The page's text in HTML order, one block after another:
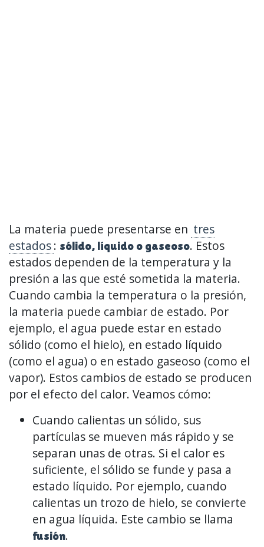
La materia puede presentarse en tres
estados: sólido, líquido o gaseoso. Estos
estados dependen de la temperatura y la
presión a las que esté sometida la materia.
Cuando cambia la temperatura o la presión,
la materia puede cambiar de estado. Por
ejemplo, el agua puede estar en estado
sólido (como el hielo), en estado líquido
(como el agua) o en estado gaseoso (como el
vapor). Estos cambios de estado se producen
por el efecto del calor. Veamos cómo:
Cuando calientas un sólido, sus
partículas se mueven más rápido y se
separan unas de otras. Si el calor es
suficiente, el sólido se funde y pasa a
estado líquido. Por ejemplo, cuando
calientas un trozo de hielo, se convierte
en agua líquida. Este cambio se llama
fusión.